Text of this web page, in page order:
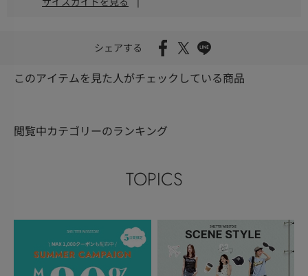
シェアする
このアイテムを見た人がチェックしている商品
閲覧中カテゴリーのランキング
TOPICS